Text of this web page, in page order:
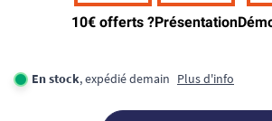
En stock, expédié demain Plus d'info